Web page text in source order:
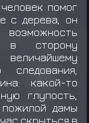
помог
с дерева, он
в сторону
какой-то
глупость,
дамы